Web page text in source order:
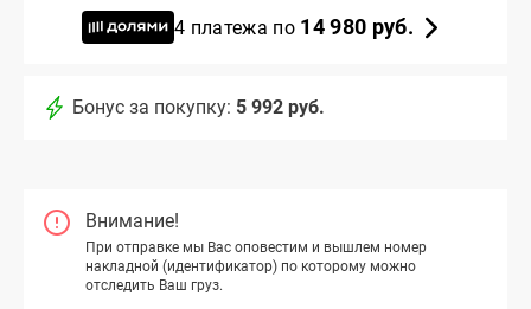
4 платежа по 14 980 руб.
Бонус за покупку: 5 992 руб.
Внимание!
При отправке мы Вас оповестим и вышлем номер
накладной (идентификатор) по которому можно
отследить Ваш груз.